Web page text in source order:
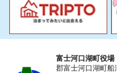
富士河口湖町役場
郡富士河口湖町船